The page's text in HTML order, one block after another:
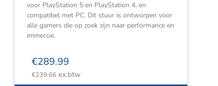
voor PlayStation 5 en PlayStation 4, en
compatibel met PC. Dit stuur is ontworpen voor
alle gamers die op zoek zijn naar performance en
immersie.
€289.99
€239.66 ex.btw